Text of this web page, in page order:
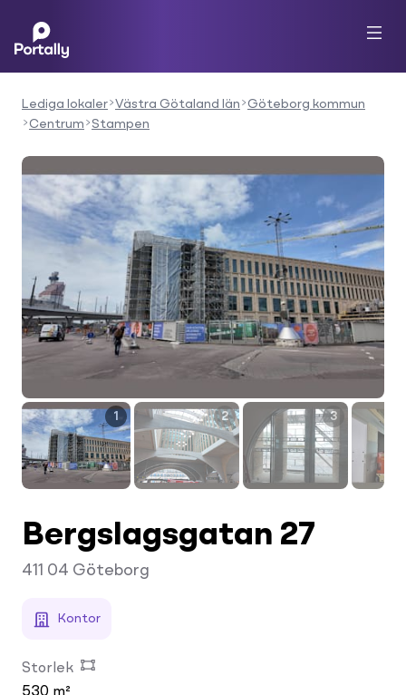
Lediga lokaler Västra Götaland län
Göteborg kommun
Centrum
Stampen
1 2 3
Bergslagsgatan 27
411 04 Göteborg
Kontor
Storlek
530 m²